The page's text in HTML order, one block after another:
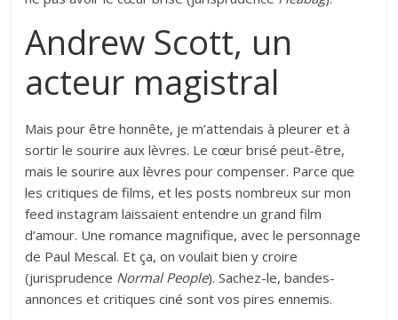
Andrew Scott, un
acteur magistral
Mais pour être honnête, je m’attendais à pleurer et à
sortir le sourire aux lèvres. Le cœur brisé peut-être,
mais le sourire aux lèvres pour compenser. Parce que
les critiques de films, et les posts nombreux sur mon
feed instagram laissaient entendre un grand film
d’amour. Une romance magnifique, avec le personnage
de Paul Mescal. Et ça, on voulait bien y croire
(jurisprudence Normal People). Sachez-le, bandes-
annonces et critiques ciné sont vos pires ennemis.